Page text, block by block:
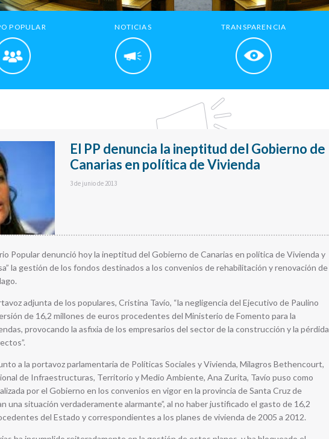
POPULAR NOTICIAS TRANSPARENCIA
El PP denuncia la ineptitud del Gobierno de
Canarias en política de Vivienda
3 de junio de 2013
Popular denunció hoy la ineptitud del Gobierno de Canarias en política de Vivienda y
la gestión de los fondos destinados a los convenios de rehabilitación y renovación de
adjunta de los populares, Cristina Tavío, “la negligencia del Ejecutivo de Paulino
de 16,2 millones de euros procedentes del Ministerio de Fomento para la
provocando la asfixia de los empresarios del sector de la construcción y la pérdida
a la portavoz parlamentaria de Políticas Sociales y Vivienda, Milagros Bethencourt,
de Infraestructuras, Territorio y Medio Ambiente, Ana Zurita, Tavío puso como
por el Gobierno en los convenios en vigor en la provincia de Santa Cruz de
una situación verdaderamente alarmante”, al no haber justificado el gasto de 16,2
del Estado y correspondientes a los planes de vivienda de 2005 a 2012.